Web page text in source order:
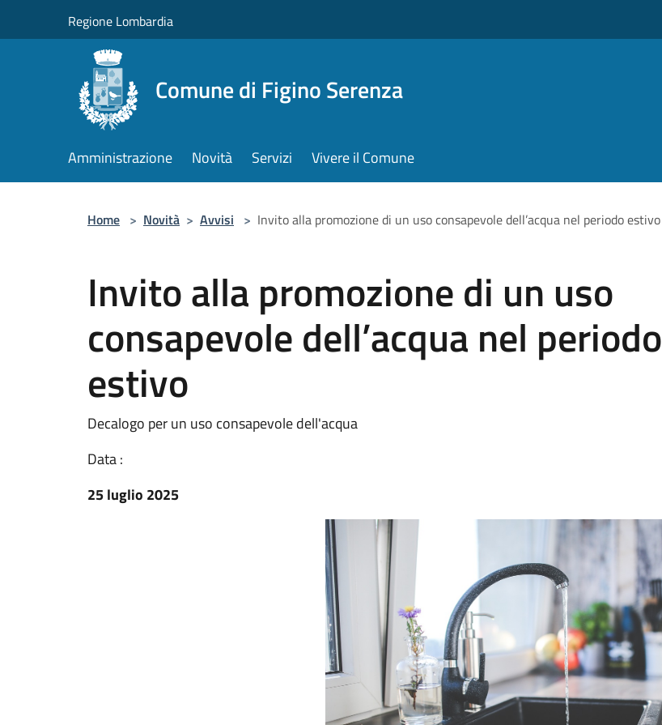
Regione Lombardia
Comune di Figino Serenza
Amministrazione Novità Servizi Vivere il Comune
Home > Novità > Avvisi > Invito alla promozione di un uso consapevole dell’acqua nel periodo estivo
Invito alla promozione di un uso
consapevole dell’acqua nel periodo
estivo
Decalogo per un uso consapevole dell'acqua
Data :
25 luglio 2025